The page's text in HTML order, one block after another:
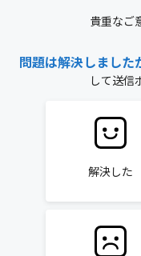
貴重なご
問題は解決しました
して送信
解決した